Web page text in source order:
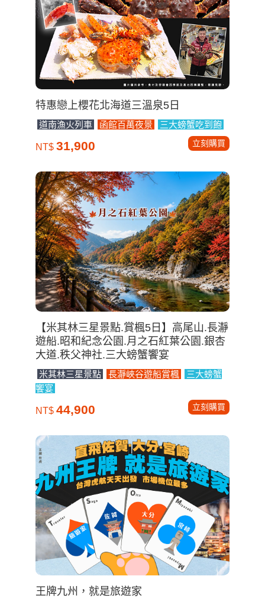
特惠戀上櫻花北海道三溫泉5日
道南漁火列車 函館百萬夜景 三大螃蟹吃到飽
NT$ 31,900 立刻購買
【米其林三星景點.賞楓5日】高尾山.長瀞
遊船.昭和紀念公園.月之石紅葉公園.銀杏
大道.秩父神社.三大螃蟹饗宴
米其林三星景點 長瀞峽谷遊船賞楓
三大螃蟹
饗宴
NT$ 44,900 立刻購買
王牌九州，就是旅遊家